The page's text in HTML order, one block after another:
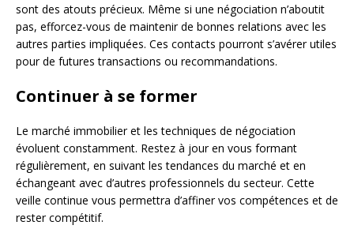
sont des atouts précieux. Même si une négociation n’aboutit
pas, efforcez-vous de maintenir de bonnes relations avec les
autres parties impliquées. Ces contacts pourront s’avérer utiles
pour de futures transactions ou recommandations.
Continuer à se former
Le marché immobilier et les techniques de négociation
évoluent constamment. Restez à jour en vous formant
régulièrement, en suivant les tendances du marché et en
échangeant avec d’autres professionnels du secteur. Cette
veille continue vous permettra d’affiner vos compétences et de
rester compétitif.